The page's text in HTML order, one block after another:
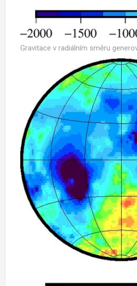
Gravitace v radiálním směru